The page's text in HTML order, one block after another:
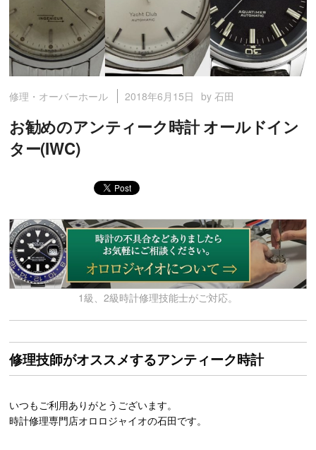
修理・オーバーホール 2018年6月15日 by 石田
お勧めのアンティーク時計 オールドイン
ター(IWC)
1級、2級時計修理技能士がご対応。
修理技師がオススメするアンティーク時計
いつもご利用ありがとうございます。
時計修理専門店オロロジャイオの石田です。